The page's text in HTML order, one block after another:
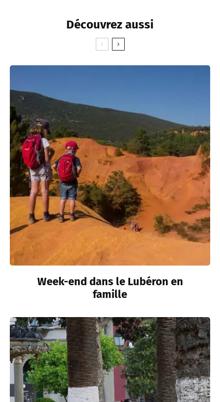
Découvrez aussi
Week-end dans le Lubéron en
famille